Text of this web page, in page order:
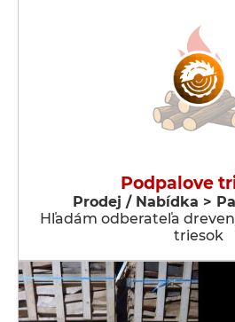
Podpalove
Prodej / Nabídka >
Hľadám odberateľa
triesok